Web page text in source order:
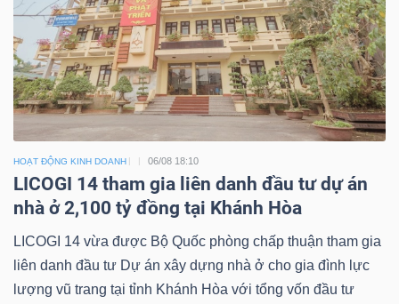
HOẠT ĐỘNG KINH DOANH 06/08 18:10
LICOGI 14 tham gia liên danh đầu tư dự án
nhà ở 2,100 tỷ đồng tại Khánh Hòa
LICOGI 14 vừa được Bộ Quốc phòng chấp thuận tham gia
liên danh đầu tư Dự án xây dựng nhà ở cho gia đình lực
lượng vũ trang tại tỉnh Khánh Hòa với tổng vốn đầu tư